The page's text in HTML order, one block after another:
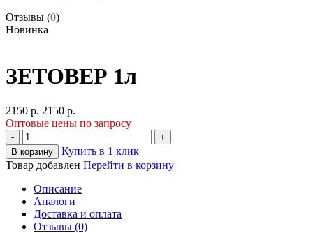
Отзывы (0)
Новинка
ЗЕТОВЕР 1л
2150 р. 2150 р.
Оптовые цены по запросу
-
+
В корзину
Купить в 1 клик
Товар добавлен Перейти в корзину
Описание
Аналоги
Доставка и оплата
Отзывы (0)